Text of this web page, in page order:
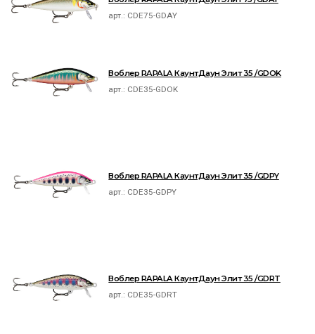
арт.: CDE75-GDAY
Воблер RAPALA КаунтДаун Элит 35 /GDOK
арт.: CDE35-GDOK
Воблер RAPALA КаунтДаун Элит 35 /GDPY
арт.: CDE35-GDPY
Воблер RAPALA КаунтДаун Элит 35 /GDRT
арт.: CDE35-GDRT